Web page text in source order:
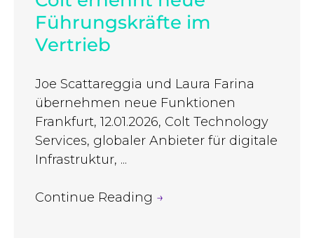
Führungskräfte im
Vertrieb
Joe Scattareggia und Laura Farina
übernehmen neue Funktionen
Frankfurt, 12.01.2026, Colt Technology
Services, globaler Anbieter für digitale
Infrastruktur, ...
Continue Reading →